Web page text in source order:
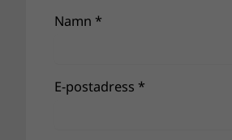
Namn *
E-postadress *